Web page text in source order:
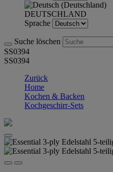
DEUTSCHLAND
Sprache
Suche löschen
SS0394
SS0394
Zurück
Home
Kochen & Backen
Kochgeschirr-Sets